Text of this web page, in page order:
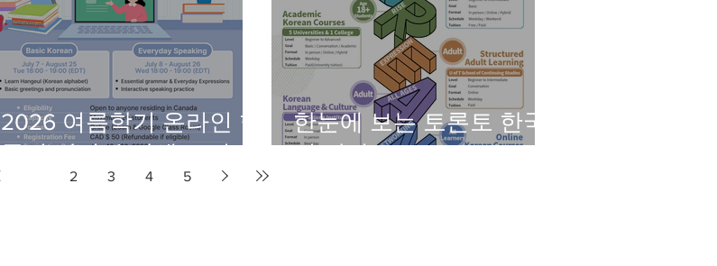
2026 여름학기 온라인 한
국어 강좌 수강생 모집
한눈에 보는 토론토 한국
어 강좌
2 3 4 5